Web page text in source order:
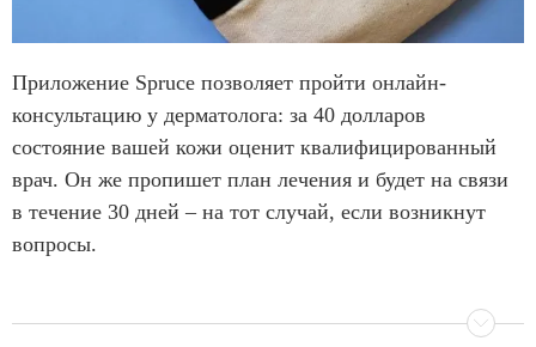
Приложение Spruce позволяет пройти онлайн-
консультацию у дерматолога: за 40 долларов
состояние вашей кожи оценит квалифицированный
врач. Он же пропишет план лечения и будет на связи
в течение 30 дней – на тот случай, если возникнут
вопросы.